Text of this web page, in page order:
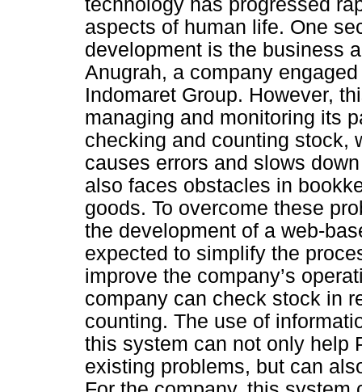
technology has progressed
aspects of human life. One
development is the business
Anugrah, a company
Indomaret Group. However,
managing and monitoring its
checking and counting stock,
causes errors and slows
also faces obstacles in
goods. To overcome these
the development of a web-
expected to simplify the
improve the company’s
company can check stock in
counting. The use of
this system can not only help
existing problems, but can